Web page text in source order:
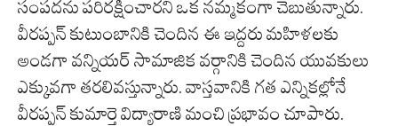
సంపదను పరిరక్షించారని ఒక నమ్మకంగా చెబుతున్నారు.
వీరప్పన్ కుటుంబానికి చెందిన ఈ ఇద్దరు మహిళలకు
అండగా వన్నియర్ సామాజిక వర్గానికి చెందిన యువకులు
ఎక్కువగా తరలివస్తున్నారు. వాస్తవానికి గత ఎన్నికల్లోనే
వీరప్పన్ కుమార్తె విద్యారాణి మంచి ప్రభావం చూపారు.